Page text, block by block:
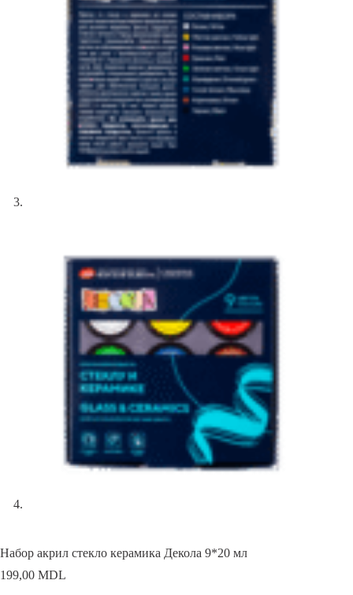
Набор акрил стекло керамика Декола 9*20 мл
199,00 MDL